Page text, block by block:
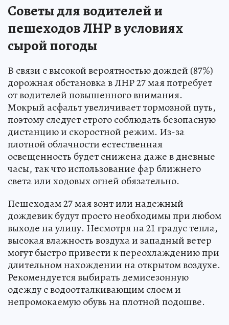
Советы для водителей и
пешеходов ЛНР в условиях
сырой погоды
В связи с высокой вероятностью дождей (87%)
дорожная обстановка в ЛНР 27 мая потребует
от водителей повышенного внимания.
Мокрый асфальт увеличивает тормозной путь,
поэтому следует строго соблюдать безопасную
дистанцию и скоростной режим. Из-за
плотной облачности естественная
освещенность будет снижена даже в дневные
часы, так что использование фар ближнего
света или ходовых огней обязательно.
Пешеходам 27 мая зонт или надежный
дождевик будут просто необходимы при любом
выходе на улицу. Несмотря на 21 градус тепла,
высокая влажность воздуха и западный ветер
могут быстро привести к переохлаждению при
длительном нахождении на открытом воздухе.
Рекомендуется выбирать демисезонную
одежду с водоотталкивающим слоем и
непромокаемую обувь на плотной подошве.